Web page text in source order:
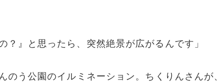
？』と思ったら、突然絶景が広がるんです」
う公園のイルミネーション。ちくりんさんが、